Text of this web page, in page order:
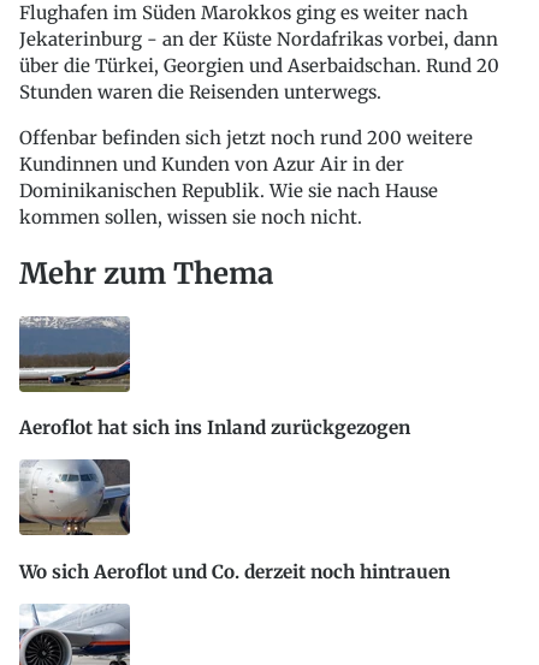
Flughafen im Süden Marokkos ging es weiter nach
Jekaterinburg - an der Küste Nordafrikas vorbei, dann
über die Türkei, Georgien und Aserbaidschan. Rund 20
Stunden waren die Reisenden unterwegs.
Offenbar befinden sich jetzt noch rund 200 weitere
Kundinnen und Kunden von Azur Air in der
Dominikanischen Republik. Wie sie nach Hause
kommen sollen, wissen sie noch nicht.
Mehr zum Thema
Aeroflot hat sich ins Inland zurückgezogen
Wo sich Aeroflot und Co. derzeit noch hintrauen